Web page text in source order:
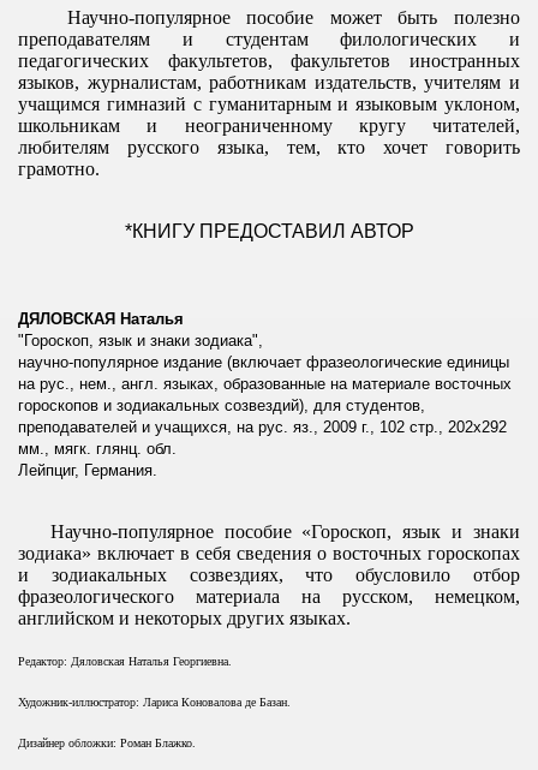
Научно-популярное пособие может быть полезно
преподавателям и студентам филологических и
педагогических факультетов, факультетов иностранных
языков, журналистам, работникам издательств, учителям и
учащимся гимназий с гуманитарным и языковым уклоном,
школьникам и неограниченному кругу читателей,
любителям русского языка, тем, кто хочет говорить
грамотно.
*КНИГУ ПРЕДОСТАВИЛ АВТОР
ДЯЛОВСКАЯ Наталья
"Гороскоп, язык и знаки зодиака",
научно-популярное издание (включает фразеологические единицы
на рус., нем., англ. языках, образованные на материале восточных
гороскопов и зодиакальных созвездий), для студентов,
преподавателей и учащихся, на рус. яз., 2009 г., 102 стр., 202х292
мм., мягк. глянц. обл.
Лейпциг, Германия.
Научно-популярное пособие «Гороскоп, язык и знаки
зодиака» включает в себя сведения о восточных гороскопах
и зодиакальных созвездиях, что обусловило отбор
фразеологического материала на русском, немецком,
английском и некоторых других языках.
Редактор: Дяловская Наталья Георгиевна.
Художник-иллюстратор: Лариса Коновалова де Базан.
Дизайнер обложки: Роман Блажко.